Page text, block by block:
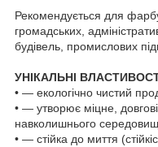
Рекомендується для
громадських,
будівель, промислових
УНІКАЛЬНІ
• ― екологічно чистий
• ― утворює міцне,
навколишнього
• ― стійка до миття